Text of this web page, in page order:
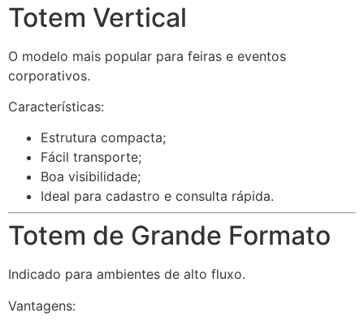
Totem Vertical
O modelo mais popular para feiras e eventos
corporativos.
Características:
Estrutura compacta;
Fácil transporte;
Boa visibilidade;
Ideal para cadastro e consulta rápida.
Totem de Grande Formato
Indicado para ambientes de alto fluxo.
Vantagens: